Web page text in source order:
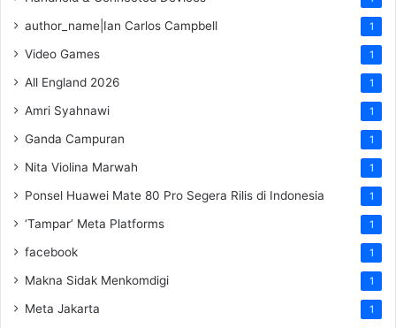
author_name|Ian Carlos Campbell 1
Video Games 1
All England 2026 1
Amri Syahnawi 1
Ganda Campuran 1
Nita Violina Marwah 1
Ponsel Huawei Mate 80 Pro Segera Rilis di Indonesia 1
‘Tampar’ Meta Platforms 1
facebook 1
Makna Sidak Menkomdigi 1
Meta Jakarta 1